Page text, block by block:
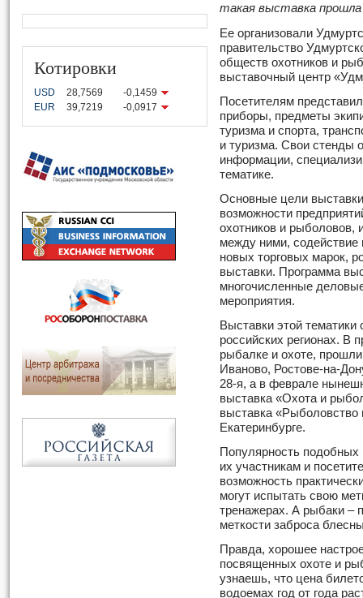
Котировки
USD 28,7569
-0,1459
EUR
39,7219 -0,0917
такая выставка
Ее организовали
правительство
обществ охотников и
выставочный центр
Посетителям
приборы, предметы
туризма и спорта,
и туризма. Свои стенды
информации,
тематике.
Основные цели
возможности
охотников и рыболовов,
между ними,
новых торговых марок,
выставки. Программа
многочисленные
мероприятия.
Выставки этой
российских регионах. В
рыбалке и охоте,
Иваново, Ростове-на-
28-я, а в феврале
выставка «Охота и
выставка «Рыболовство
Екатеринбурге.
Популярность
их участникам и
возможность
могут испытать свою
тренажерах. А рыбаки –
меткости заброса
Правда, хорошее
посвященных охоте и
узнаешь, что цена
водоемах год от года